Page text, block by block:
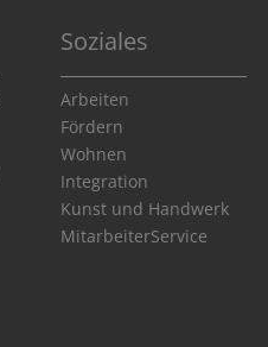
Soziales
Arbeiten
Fördern
Wohnen
Integration
Kunst und Handwerk
MitarbeiterService